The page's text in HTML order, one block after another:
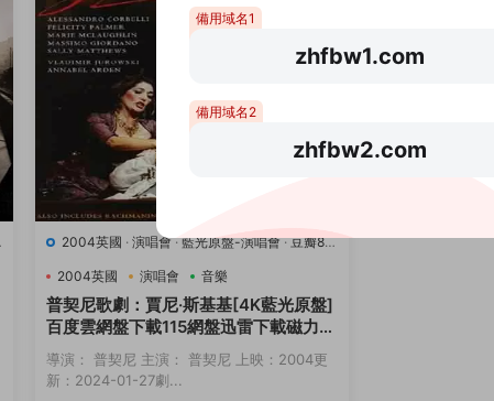
2004英國 · 演唱會·藍光原盤-演唱會·豆瓣8.2
2004英國
演唱會 音樂
普契尼歌劇：賈尼·斯基基[4K藍光原盤]
百度雲網盤下載115網盤迅雷下載磁力鏈
接
導演： 普契尼 主演： 普契尼 上映：2004更
新：2024-01-27劇...
備用域名1
zhfbw1.com
備用域名2
zhfbw2.com